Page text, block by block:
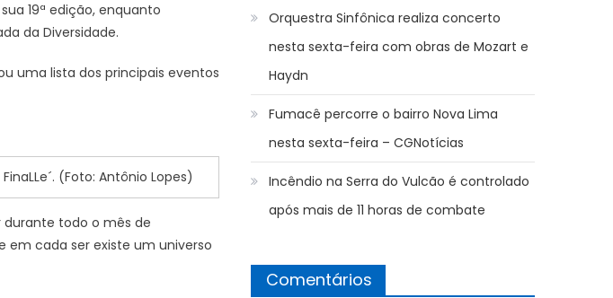
19ª edição, enquanto
da Diversidade.
uma lista dos principais eventos
(Foto: Antônio Lopes)
durante todo o mês de
em cada ser existe um universo
Orquestra Sinfônica realiza concerto
nesta sexta-feira com obras de Mozart e
Haydn
Fumacê percorre o bairro Nova Lima
nesta sexta-feira – CGNotícias
Incêndio na Serra do Vulcão é controlado
após mais de 11 horas de combate
Comentários